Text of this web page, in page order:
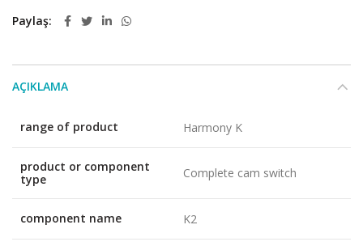
Paylaş
AÇIKLAMA
range of product Harmony K
product or component
type
Complete cam switch
component name K2